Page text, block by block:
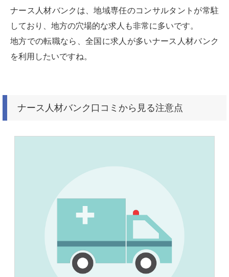
ナース人材バンクは、地域専任のコンサルタントが常駐
しており、地方の穴場的な求人も非常に多いです。
地方での転職なら、全国に求人が多いナース人材バンク
を利用したいですね。
ナース人材バンク口コミから見る注意点